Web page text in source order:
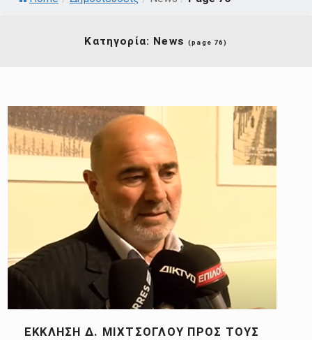
Κατηγορία: News (page 76)
ΈΚΚΛΗΣΗ Δ. ΜΙΧΤΣΌΓΛΟΥ ΠΡΟΣ ΤΟΥΣ